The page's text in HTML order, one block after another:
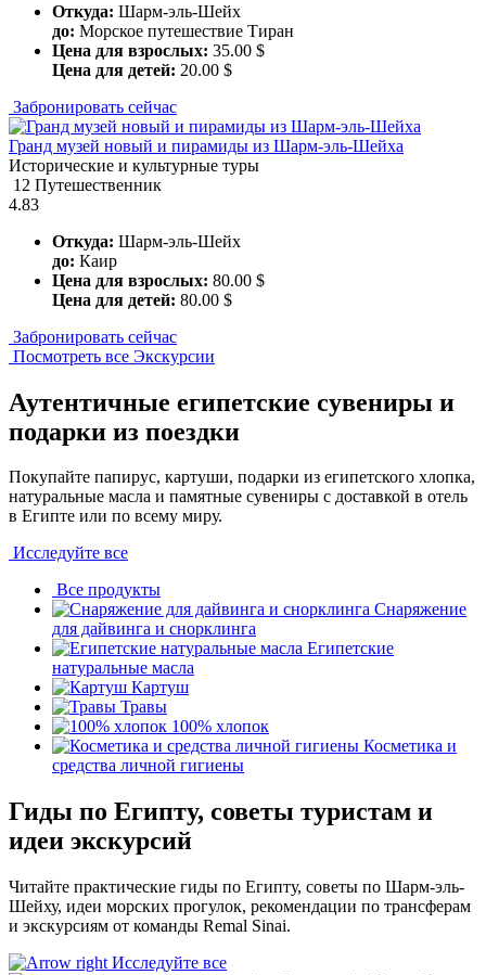
Откуда: Шарм-эль-Шейх
до: Морское путешествие Тиран
Цена для взрослых: 35.00 $
Цена для детей: 20.00 $
Забронировать сейчас
Гранд музей новый и пирамиды из Шарм-эль-Шейха
Исторические и культурные туры
12 Путешественник
4.83
Откуда: Шарм-эль-Шейх
до: Каир
Цена для взрослых: 80.00 $
Цена для детей: 80.00 $
Забронировать сейчас
Посмотреть все Экскурсии
Аутентичные египетские сувениры и
подарки из поездки
Покупайте папирус, картуши, подарки из египетского хлопка,
натуральные масла и памятные сувениры с доставкой в отель
в Египте или по всему миру.
Исследуйте все
Все продукты
Снаряжение
для дайвинга и снорклинга
Египетские
натуральные масла
Картуш
Травы
100% хлопок
Косметика и
средства личной гигиены
Гиды по Египту, советы туристам и
идеи экскурсий
Читайте практические гиды по Египту, советы по Шарм-эль-
Шейху, идеи морских прогулок, рекомендации по трансферам
и экскурсиям от команды Remal Sinai.
Исследуйте все